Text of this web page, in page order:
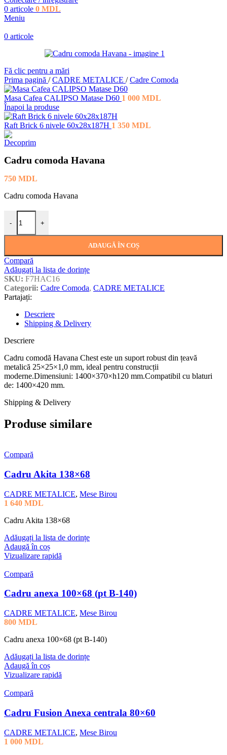
0 articole 0 MDL
Meniu
0 articole
Fă clic pentru a mări
Prima pagină / CADRE METALICE / Cadre Comoda
Masa Cafea CALIPSO Matase D60 1 000 MDL
Înapoi la produse
Raft Brick 6 nivele 60x28x187H 1 350 MDL
Cadru comoda Havana
750 MDL
Cadru comoda Havana
-
Cantitate Cadru comoda Havana
+
ADAUGĂ ÎN COȘ
Compară
Adăugați la lista de dorințe
SKU: F7HAC16
Categorii: Cadre Comoda, CADRE METALICE
Partajați:
Descriere
Shipping & Delivery
Descriere
Cadru comodă Havana Chest este un suport robust din țeavă
metalică 25×25×1,0 mm, ideal pentru construcții
moderne.Dimensiuni: 1400×370×h120 mm.Compatibil cu blaturi
de: 1400×420 mm.
Shipping & Delivery
Produse similare
Compară
Cadru Akita 138×68
CADRE METALICE, Mese Birou
1 640 MDL
Cadru Akita 138×68
Adăugați la lista de dorințe
Adaugă în coș
Vizualizare rapidă
Compară
Cadru anexa 100×68 (pt B-140)
CADRE METALICE, Mese Birou
800 MDL
Cadru anexa 100×68 (pt B-140)
Adăugați la lista de dorințe
Adaugă în coș
Vizualizare rapidă
Compară
Cadru Fusion Anexa centrala 80×60
CADRE METALICE, Mese Birou
1 000 MDL